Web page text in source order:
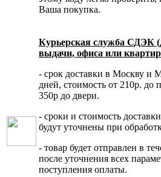
Ваша покупка.
Курьерская служба СДЭК
выдачи, офиса или
- срок доставки в Москву и
дней, стоимость от 210р.
350р до двери.
- сроки и стоимость
будут уточнены при
- товар будет отправлен в
после уточнения всех
поступления оплаты.